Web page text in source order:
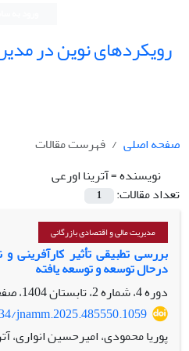
رویکردهای نوین در
صفحه اصلی
فهرست مقالات
نویسنده =آترینا اورعی
تعداد مقالات:
1
مدیریت مالی و اقتصادی بازرگانی
بررسی تطبیقی تأثیر کارآفرینی
درحال توسعه و توسعه یافته
دوره 4، شماره 2، تابستان 1404، صفحه
jnamm.2025.485550.1059
پوریا محمودی، امیرحسین انواری،